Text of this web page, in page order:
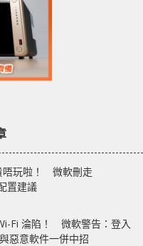
唔玩啦！ 微軟刪走
置建議
Fi 淪陷！ 微軟警告：登入
惡意軟件一併中招